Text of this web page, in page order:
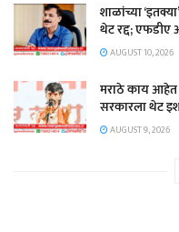
शाळांच्या
थेट रद्द; एफडीए
AUGUST 10, 2026
मराठे काय आहेत
सरकारला थेट
AUGUST 9, 2026